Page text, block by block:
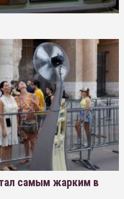
самым жарким в